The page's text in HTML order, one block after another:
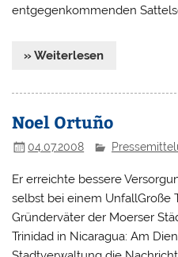
entgegenkommenden
» Weiterlesen
Noel Ortuño
04.07.2008
Er erreichte bessere
selbst bei einem UnfallGroße
Gründerväter der Moerser
Trinidad in Nicaragua: Am